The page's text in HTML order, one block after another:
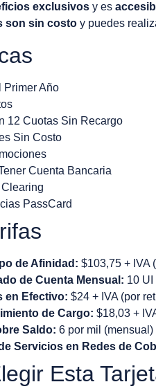
exclusivos y es
son sin costo y puedes
Primer Año
12 Cuotas Sin Recargo
Sin Costo
Cuenta Bancaria
PassCard
de Afinidad: $103,75 + IVA
de Cuenta Mensual: 10 UI
en Efectivo: $24 + IVA (por
de Cargo: $18,03 +
Saldo: 6 por mil (mensual)
Servicios en Redes de
Esta